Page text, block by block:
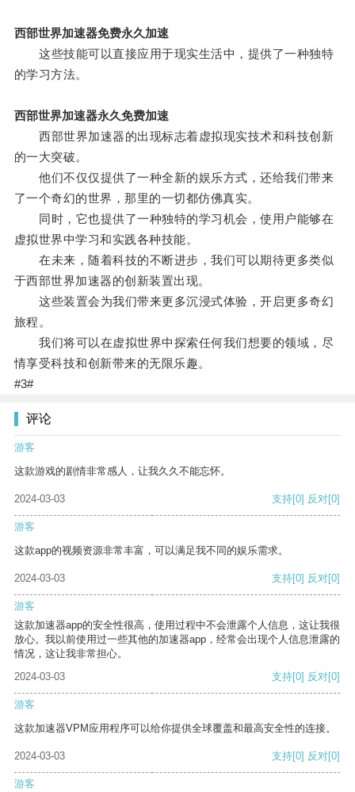
西部世界加速器免费永久加速
这些技能可以直接应用于现实生活中，提供了一种独特
的学习方法。
西部世界加速器永久免费加速
西部世界加速器的出现标志着虚拟现实技术和科技创新
的一大突破。
他们不仅仅提供了一种全新的娱乐方式，还给我们带来
了一个奇幻的世界，那里的一切都仿佛真实。
同时，它也提供了一种独特的学习机会，使用户能够在
虚拟世界中学习和实践各种技能。
在未来，随着科技的不断进步，我们可以期待更多类似
于西部世界加速器的创新装置出现。
这些装置会为我们带来更多沉浸式体验，开启更多奇幻
旅程。
我们将可以在虚拟世界中探索任何我们想要的领域，尽
情享受科技和创新带来的无限乐趣。
#3#
评论
游客
这款游戏的剧情非常感人，让我久久不能忘怀。
2024-03-03 支持[0] 反对[0]
游客
这款app的视频资源非常丰富，可以满足我不同的娱乐需求。
2024-03-03 支持[0] 反对[0]
游客
这款加速器app的安全性很高，使用过程中不会泄露个人信息，这让我很
放心。我以前使用过一些其他的加速器app，经常会出现个人信息泄露的
情况，这让我非常担心。
2024-03-03
支持[0] 反对[0]
游客
这款加速器VPM应用程序可以给你提供全球覆盖和最高安全性的连接。
2024-03-03 支持[0] 反对[0]
游客